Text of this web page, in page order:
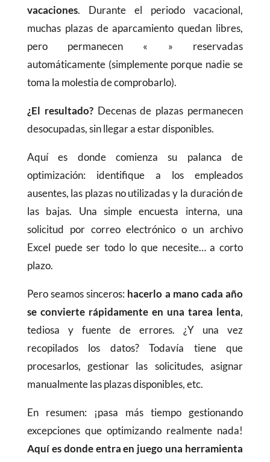
vacaciones. Durante el periodo vacacional,
muchas plazas de aparcamiento quedan libres,
pero permanecen « » reservadas
automáticamente (simplemente porque nadie se
toma la molestia de comprobarlo).
¿El resultado?Decenas de plazas permanecen
desocupadas, sin llegar a estar disponibles.
Aquí es donde comienza su palanca de
optimización: identifique a los empleados
ausentes, las plazas no utilizadas y la duración de
las bajas. Una simple encuesta interna, una
solicitud por correo electrónico o un archivo
Excel puede ser todo lo que necesite… a corto
plazo.
Pero seamos sinceros: hacerlo a mano cada año
se convierte rápidamente en una tarea lenta,
tediosa y fuente de errores. ¿Y una vez
recopilados los datos? Todavía tiene que
procesarlos, gestionar las solicitudes, asignar
manualmente las plazas disponibles, etc.
En resumen: ¡pasa más tiempo gestionando
excepciones que optimizando realmente nada!
Aquí es donde entra en juego una herramienta